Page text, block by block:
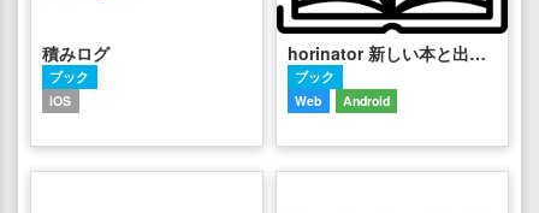
積みログ
ブック
iOS
horinator 新しい本と出逢えるサービス
ブック
Web
Android